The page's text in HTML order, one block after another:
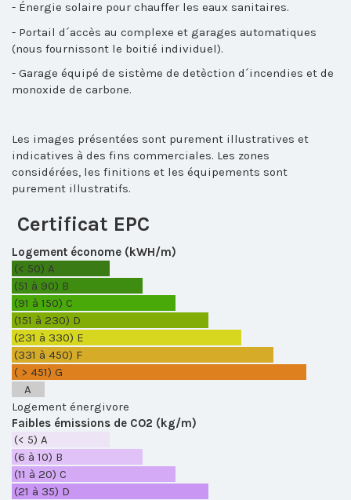
- Énergie solaire pour chauffer les eaux sanitaires.
- Portail d´accès au complexe et garages automatiques
(nous fournissont le boitié individuel).
- Garage équipé de sistème de detèction d´incendies et de
monoxide de carbone.
Les images présentées sont purement illustratives et
indicatives à des fins commerciales. Les zones
considérées, les finitions et les équipements sont
purement illustratifs.
Certificat EPC
Logement économe (kWH/m)
(< 50) A
(51 à 90) B
(91 à 150) C
(151 à 230) D
(231 à 330) E
(331 à 450) F
( > 451) G
A
Logement énergivore
Faibles émissions de CO2 (kg/m)
(< 5) A
(6 à 10) B
(11 à 20) C
(21 à 35) D